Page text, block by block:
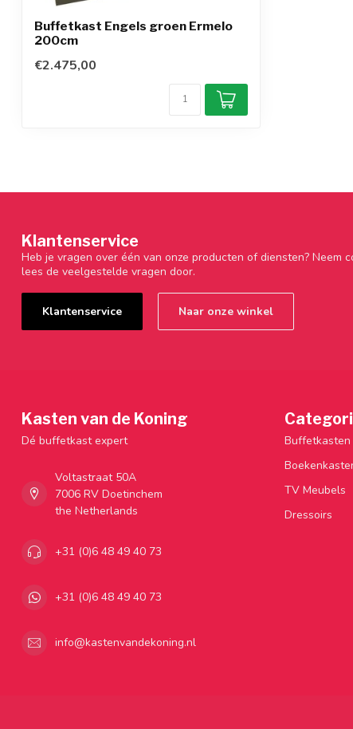
Buffetkast Engels groen Ermelo
200cm
€2.475,00
Klantenservice
Heb je vragen over één van onze producten of diensten? Neem
lees de veelgestelde vragen door.
Klantenservice Naar onze winkel
Kasten van de Koning
Dé buffetkast expert
Voltastraat 50A
7006 RV Doetinchem
the Netherlands
+31 (0)6 48 49 40 73
+31 (0)6 48 49 40 73
info@kastenvandekoning.nl
Buffetkasten
TV Meubels
Dressoirs